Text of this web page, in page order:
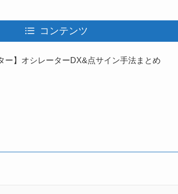
コンテンツ
ー】オシレーターDX&点サイン手法まとめ